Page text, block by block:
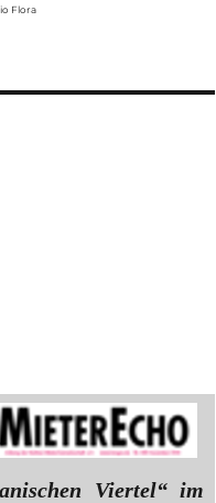
Flora
Viertel“ im